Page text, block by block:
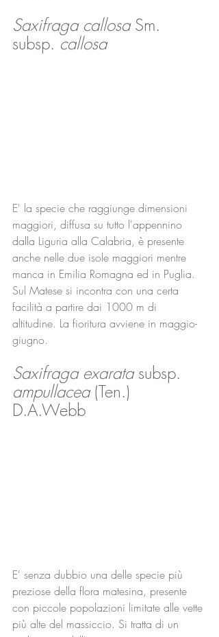
Saxifraga callosa Sm.
subsp. callosa
E' la specie che raggiunge dimensioni
maggiori, diffusa su tutto l'appennino
dalla Liguria alla Calabria, è presente
anche nelle due isole maggiori mentre
manca in Emilia Romagna ed in Puglia.
Sul Matese si incontra con una certa
facilità a partire dai 1000 m di
altitudine. La fioritura avviene in maggio-
giugno.
Saxifraga exarata subsp.
ampullacea (Ten.)
D.A.Webb
E' senza dubbio una delle specie più
preziose della flora matesina, presente
con piccole popolazioni limitate alle vette
più alte del massiccio. Si tratta di un